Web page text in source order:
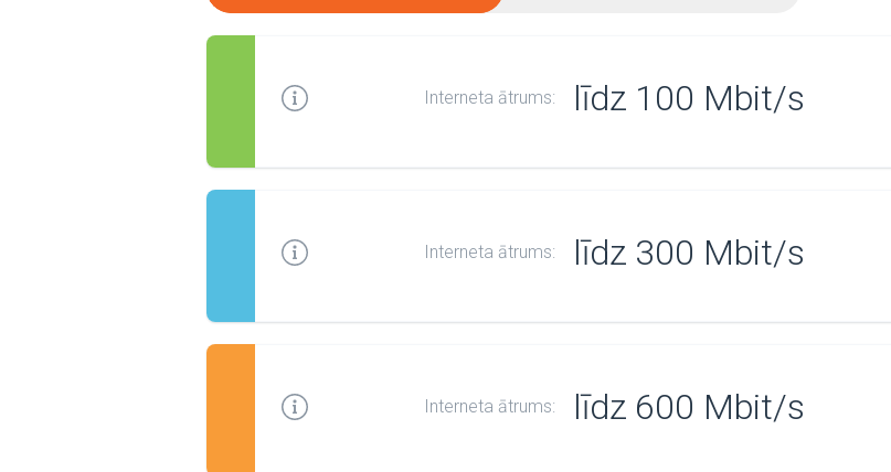
Interneta ātrums: līdz 100 Mbit/s
Interneta ātrums: līdz 300 Mbit/s
Interneta ātrums: līdz 600 Mbit/s